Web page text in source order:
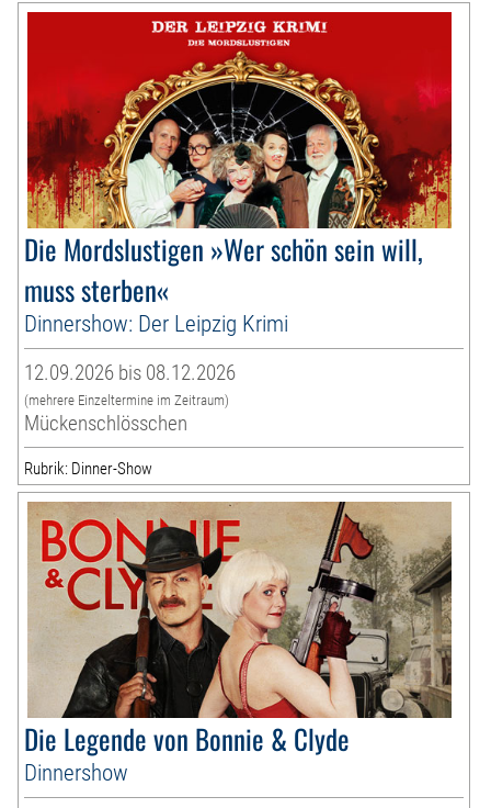
Die Mordslustigen »Wer schön sein will,
muss sterben«
Dinnershow: Der Leipzig Krimi
12.09.2026 bis 08.12.2026
(mehrere Einzeltermine im Zeitraum)
Mückenschlösschen
Rubrik: Dinner-Show
Die Legende von Bonnie & Clyde
Dinnershow